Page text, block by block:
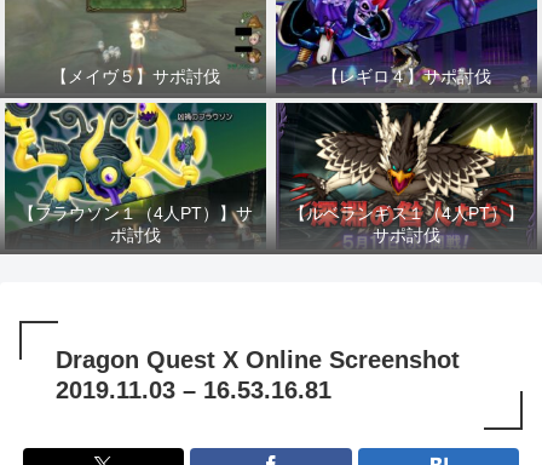
【メイヴ５】サポ討伐 【レギロ４】サポ討伐
【フラウソン１（4人PT）】サ
ポ討伐
【ルベランギス１（4人PT）】
サポ討伐
Dragon Quest X Online Screenshot
2019.11.03 – 16.53.16.81